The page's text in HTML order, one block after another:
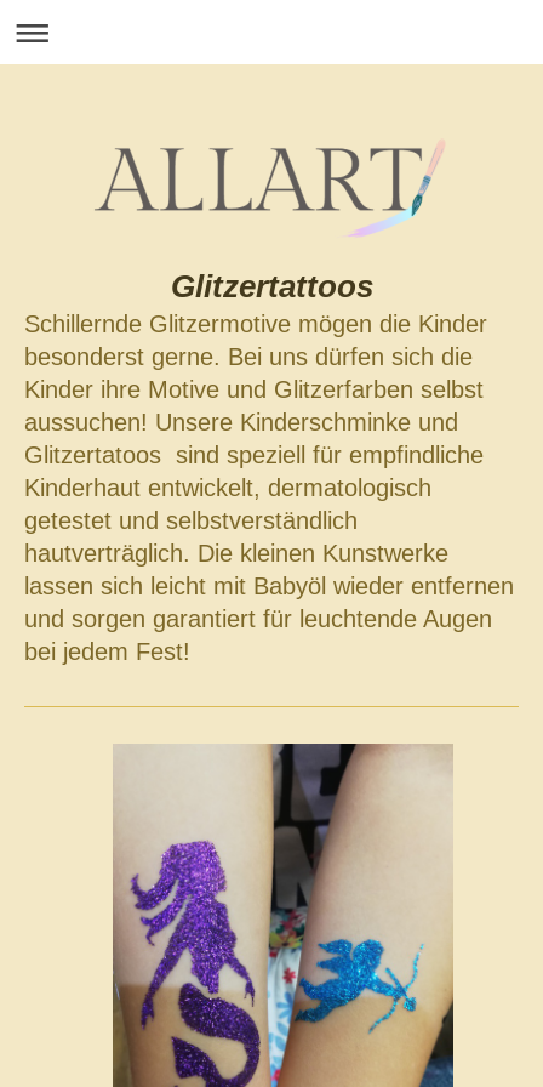
Glitzertattoos
Schillernde Glitzermotive mögen die Kinder
besonderst gerne. Bei uns dürfen sich die
Kinder ihre Motive und Glitzerfarben selbst
aussuchen! Unsere Kinderschminke und
Glitzertatoos sind speziell für empfindliche
Kinderhaut entwickelt, dermatologisch
getestet und selbstverständlich
hautverträglich. Die kleinen Kunstwerke
lassen sich leicht mit Babyöl wieder entfernen
und sorgen garantiert für leuchtende Augen
bei jedem Fest!